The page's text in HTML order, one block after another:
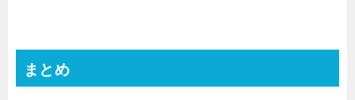
まとめ